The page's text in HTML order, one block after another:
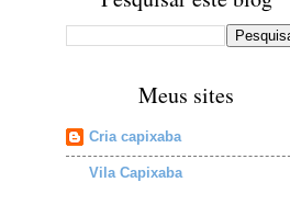
Meus sites
Cria capixaba
Vila Capixaba